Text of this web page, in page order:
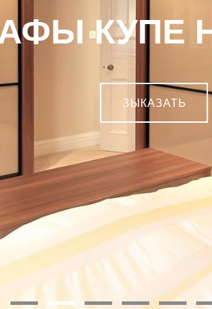
КУПЕ
ЗЫКАЗАТЬ